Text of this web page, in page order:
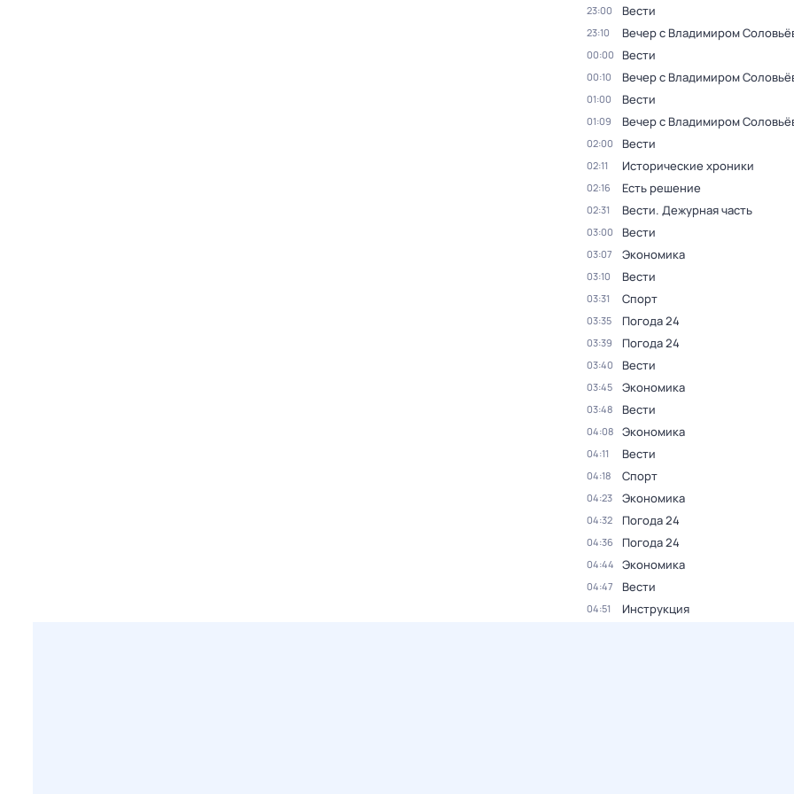
23:00 Вести
23:10 Вечер с Владимиром
00:00 Вести
00:10 Вечер с Владимиром
01:00 Вести
01:09 Вечер с Владимиром
02:00 Вести
02:11 Исторические хроники
02:16 Есть решение
02:31 Вести. Дежурная часть
03:00 Вести
03:07 Экономика
03:10 Вести
03:31 Спорт
03:35 Погода 24
03:39 Погода 24
03:40 Вести
03:45 Экономика
03:48 Вести
04:08 Экономика
04:11 Вести
04:18 Спорт
04:23 Экономика
04:32 Погода 24
04:36 Погода 24
04:44 Экономика
04:47 Вести
04:51 Инструкция